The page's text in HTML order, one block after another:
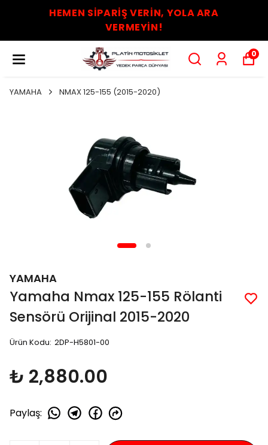
HEMEN SİPARİŞ VERİN, YOLA ARA
VERMEYİN!
0
YAMAHA NMAX 125-155 (2015-2020)
YAMAHA
Yamaha Nmax 125-155 Rölanti
Sensörü Orijinal 2015-2020
Ürün Kodu: 2DP-H5801-00
₺ 2,880.00
Paylaş: